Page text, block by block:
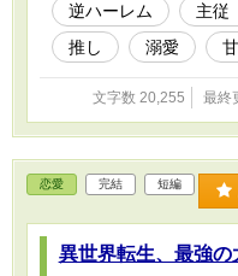
逆ハーレム
主従
推し
溺愛
文字数 20,255 最終
恋愛 完結 短編
異世界転生、最強